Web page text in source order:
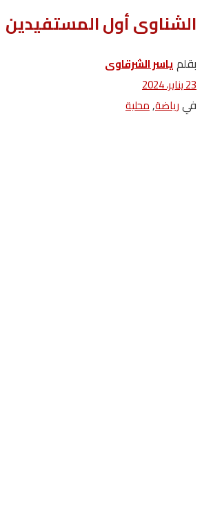
الشناوى أول المستفيدين
بقلمياسر الشرقاوى
23 يناير، 2024
فيرياضة,محلية